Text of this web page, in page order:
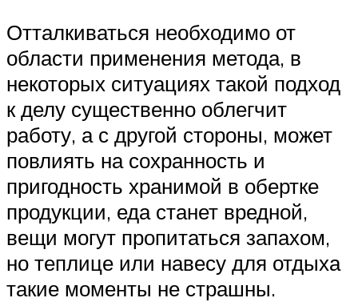
Отталкиваться необходимо от
области применения метода, в
некоторых ситуациях такой подход
к делу существенно облегчит
работу, а с другой стороны, может
повлиять на сохранность и
пригодность хранимой в обертке
продукции, еда станет вредной,
вещи могут пропитаться запахом,
но теплице или навесу для отдыха
такие моменты не страшны.